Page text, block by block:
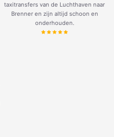
taxitransfers van de Luchthaven naar
Brenner en zijn altijd schoon en
onderhouden.